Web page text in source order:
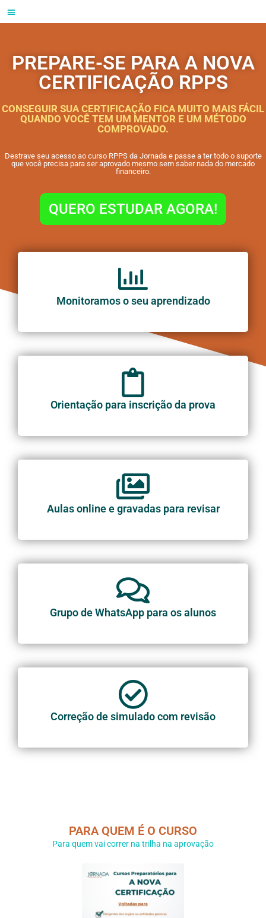
PREPARE-SE PARA A NOVA
CERTIFICAÇÃO RPPS
CONSEGUIR SUA CERTIFICAÇÃO FICA MUITO MAIS FÁCIL
QUANDO VOCÊ TEM UM MENTOR E UM MÉTODO
COMPROVADO.
Destrave seu acesso ao curso RPPS da Jornada e passe a ter todo o suporte
que você precisa para ser aprovado mesmo sem saber nada do mercado
financeiro.
QUERO ESTUDAR AGORA!
Monitoramos o seu aprendizado
Orientação para inscrição da prova
Aulas online e gravadas para revisar
Grupo de WhatsApp para os alunos
Correção de simulado com revisão
PARA QUEM É O CURSO
Para quem vai correr na trilha na aprovação